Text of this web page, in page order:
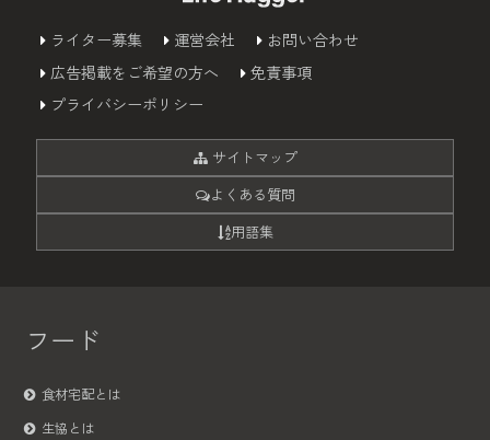
ライター募集 運営会社
お問い合わせ
広告掲載をご希望の方へ
免責事項
プライバシーポリシー
サイトマップ
よくある質問
用語集
フード
食材宅配とは
生協とは